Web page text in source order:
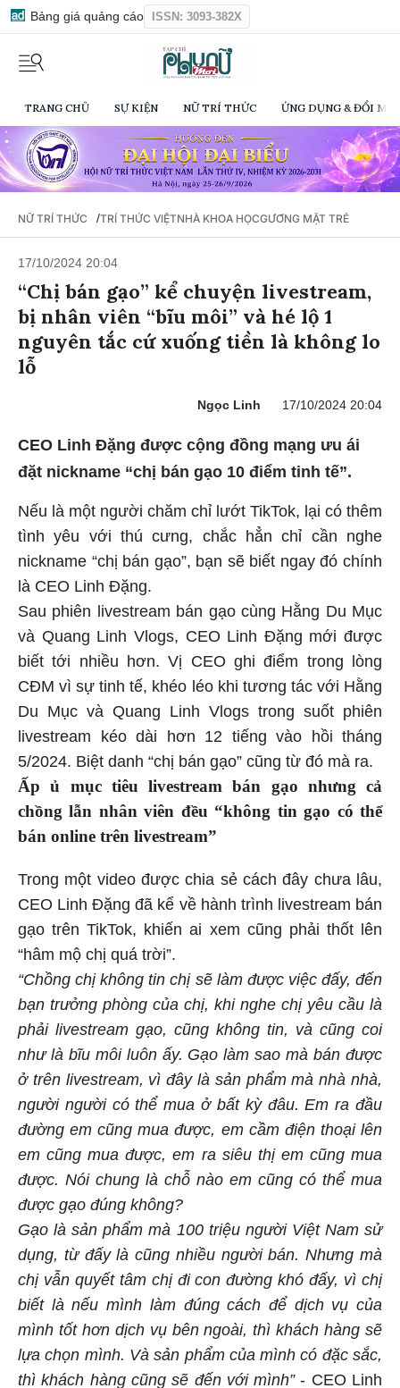
Bảng giá quảng cáo ISSN: 3093-382X
TRANG CHỦ SỰ KIỆN NỮ TRÍ THỨC ỨNG DỤNG & ĐỔI
NỮ TRÍ THỨC /TRÍ THỨC VIỆTNHÀ KHOA HỌCGƯƠNG MẶT TRẺ
17/10/2024 20:04
“Chị bán gạo” kể chuyện livestream,
bị nhân viên “bĩu môi” và hé lộ 1
nguyên tắc cứ xuống tiền là không lo
lỗ
Ngọc Linh 17/10/2024 20:04
CEO Linh Đặng được cộng đồng mạng ưu ái
đặt nickname “chị bán gạo 10 điểm tinh tế”.
Nếu là một người chăm chỉ lướt TikTok, lại có thêm
tình yêu với thú cưng, chắc hẳn chỉ cần nghe
nickname “chị bán gạo”, bạn sẽ biết ngay đó chính
là CEO Linh Đặng.
Sau phiên livestream bán gạo cùng Hằng Du Mục
và Quang Linh Vlogs, CEO Linh Đặng mới được
biết tới nhiều hơn. Vị CEO ghi điểm trong lòng
CĐM vì sự tinh tế, khéo léo khi tương tác với Hằng
Du Mục và Quang Linh Vlogs trong suốt phiên
livestream kéo dài hơn 12 tiếng vào hồi tháng
5/2024. Biệt danh “chị bán gạo” cũng từ đó mà ra.
Ấp ủ mục tiêu livestream bán gạo nhưng cả
chồng lẫn nhân viên đều “không tin gạo có thể
bán online trên livestream”
Trong một video được chia sẻ cách đây chưa lâu,
CEO Linh Đặng đã kể về hành trình livestream bán
gạo trên TikTok, khiến ai xem cũng phải thốt lên
“hâm mộ chị quá trời”.
“Chồng chị không tin chị sẽ làm được việc đấy, đến
bạn trưởng phòng của chị, khi nghe chị yêu cầu là
phải livestream gạo, cũng không tin, và cũng coi
như là bĩu môi luôn ấy. Gạo làm sao mà bán được
ở trên livestream, vì đây là sản phẩm mà nhà nhà,
người người có thể mua ở bất kỳ đâu. Em ra đầu
đường em cũng mua được, em cầm điện thoại lên
em cũng mua được, em ra siêu thị em cũng mua
được. Nói chung là chỗ nào em cũng có thể mua
được gạo đúng không?
Gạo là sản phẩm mà 100 triệu người Việt Nam sử
dụng, từ đấy là cũng nhiều người bán. Nhưng mà
chị vẫn quyết tâm chị đi con đường khó đấy, vì chị
biết là nếu mình làm đúng cách để dịch vụ của
mình tốt hơn dịch vụ bên ngoài, thì khách hàng sẽ
lựa chọn mình. Và sản phẩm của mình có đặc sắc,
thì khách hàng cũng sẽ đến với mình”- CEO Linh